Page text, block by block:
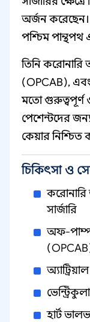
অর্জন করেছেন।
পশ্চিম পান্থপথ
তিনি করোনারি
(OPCAB),
মতো গুরুত্বপূর্ণ
পেশেন্টদের জন্য
কেয়ার নিশ্চিত
চিকিৎসা ও
করোনারি
সার্জারি
অফ-পাম্প
হার্ট